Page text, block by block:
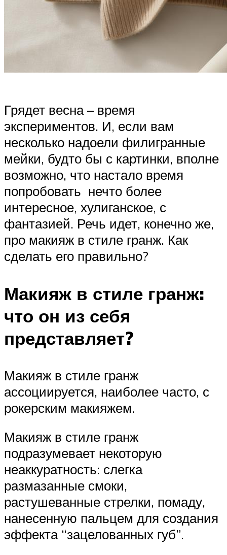
Грядет весна – время
экспериментов. И, если вам
несколько надоели филигранные
мейки, будто бы с картинки, вполне
возможно, что настало время
попробовать нечто более
интересное, хулиганское, с
фантазией. Речь идет, конечно же,
про макияж в стиле гранж. Как
сделать его правильно?
Макияж в стиле гранж:
что он из себя
представляет?
Макияж в стиле гранж
ассоциируется, наиболее часто, с
рокерским макияжем.
Макияж в стиле гранж
подразумевает некоторую
неаккуратность: слегка
размазанные смоки,
растушеванные стрелки, помаду,
нанесенную пальцем для создания
эффекта “зацелованных губ”.